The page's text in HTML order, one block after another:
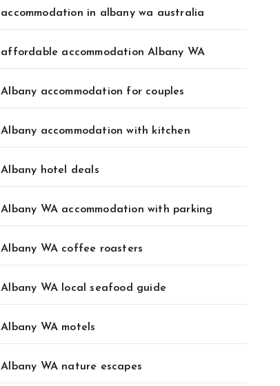
accommodation in albany wa australia
affordable accommodation Albany WA
Albany accommodation for couples
Albany accommodation with kitchen
Albany hotel deals
Albany WA accommodation with parking
Albany WA coffee roasters
Albany WA local seafood guide
Albany WA motels
Albany WA nature escapes